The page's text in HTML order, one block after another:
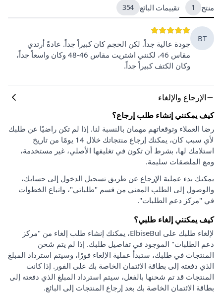
منتج 1 تقييمات البائع 354
BT
جودة عالية جداً. لكن الحجم كان كبيراً جداً. عادةً أرتدي
مقاس 46، لكنني اشتريت مقاس 46-48 وكان واسعاً جداً،
وكان الكتف كبيراً جداً.
الإرجاع والإلغاء
كيف يمكنني إنشاء طلب إرجاع؟
رضا العملاء وتوقعاتهم مهمان بالنسبة لنا. إذا لم تكن راضيًا عن طلبك
لأي سبب كان، يمكنك إرجاع منتجاتك خلال 14 يومًا من تاريخ
استلامك لها، بشرط أن تكون في تغليفها الأصلي، غير مستخدمة،
ومع الملصقات سليمة.
يمكنك بدء عملية الإرجاع عن طريق تسجيل الدخول إلى حسابك،
والوصول إلى الطلب المعني من قسم "طلباتي"، واتباع الخطوات
في "مركز دعم الطلبات".
كيف يمكنني إلغاء طلبي؟
لإلغاء طلبك على ElbiseBul، يمكنك إنشاء طلب إلغاء من "مركز
دعم الطلبات" الموجود في تفاصيل طلبك. إذا لم يتم شحن
المنتجات في طلبك، ستبدأ عملية الإلغاء فورًا، وسيتم استرداد المبلغ
الذي دفعته إلى بطاقة الائتمان الخاصة بك على الفور. إذا كانت
المنتجات قد تم شحنها بالفعل، سيتم استرداد المبلغ الذي دفعته إلى
بطاقة الائتمان الخاصة بك بعد إرجاع المنتجات إلى البائع.